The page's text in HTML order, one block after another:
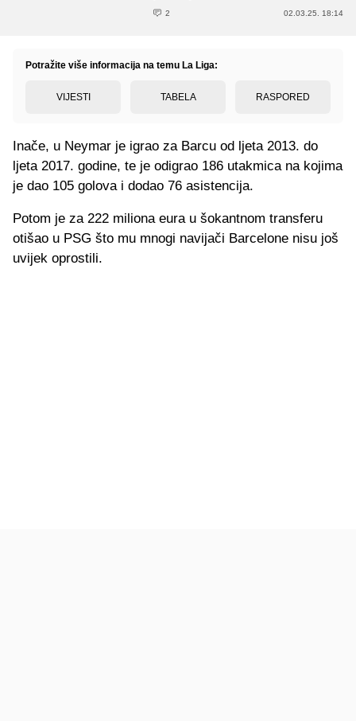
2 02.03.25. 18:14
Potražite više informacija na temu La Liga:
VIJESTI TABELA RASPORED
Inače, u Neymar je igrao za Barcu od ljeta 2013. do
ljeta 2017. godine, te je odigrao 186 utakmica na kojima
je dao 105 golova i dodao 76 asistencija.
Potom je za 222 miliona eura u šokantnom transferu
otišao u PSG što mu mnogi navijači Barcelone nisu još
uvijek oprostili.